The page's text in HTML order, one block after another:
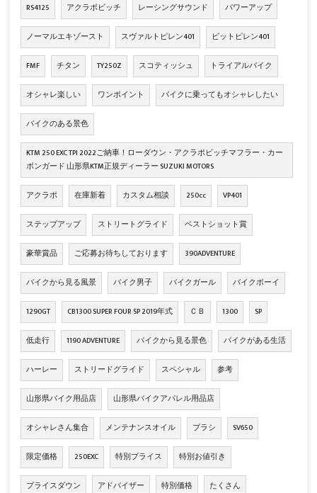
RS4125 アクラボビッチ レーシングサウンド パワーアップ
ノーマルエキゾースト スヴァルトピレン401 ビットピレン401
FMF チタン TY250Z スコティッシュ トライアルバイク
オシャレ楽しい ワンポイント バイクに乗ってもオシャレしたい
バイクのある景色
KTM 250 EXC TPI 2022ご納車！ローダウン・アクラポビッチマフラー・カー
ボンガード 山形県KTM正規ディーラー SUZUKI MOTORS
アクラポ 在庫新着 カスタム相談 250cc VP401
ステップアップ ストリートグライド ベストショット賞
豪華賞品 ご応募お待ちしております 390ADVENTURE
バイクから見る風景 バイク男子 バイクガール バイクボーイ
1290GT CB1300 SUPER FOUR SP 2019年式 ＣＢ 1300 SP
低走行 1190 ADVENTURE バイクから見る景色 バイクがある生活
ハーレー ストリードグライド スペシャル 参考
山形県バイク用品店 山形県バイクアパレル用品店
オシャレさん集合 メンテナンスオイル ブラシ SV650
限定価格 250EXC 特別プライス 特別お値引き
プライスダウン アドバイザー 特別価格 たくさん